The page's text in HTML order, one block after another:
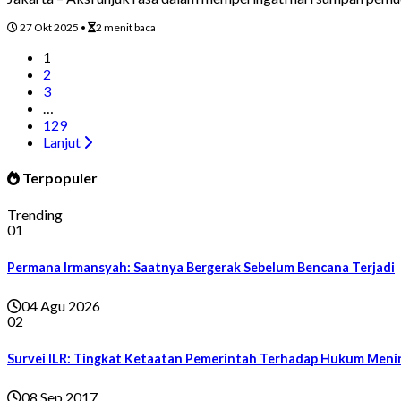
27 Okt 2025 • 2 menit baca
1
2
3
…
129
Lanjut
Terpopuler
Trending
01
Permana Irmansyah: Saatnya Bergerak Sebelum Bencana Terjadi
04 Agu 2026
02
Survei ILR: Tingkat Ketaatan Pemerintah Terhadap Hukum
08 Sep 2017